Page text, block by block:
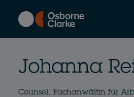
content
Johanna
Counsel, Fachanwältin für